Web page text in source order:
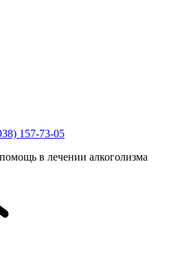
157-73-05
помощь в лечении алкоголизма